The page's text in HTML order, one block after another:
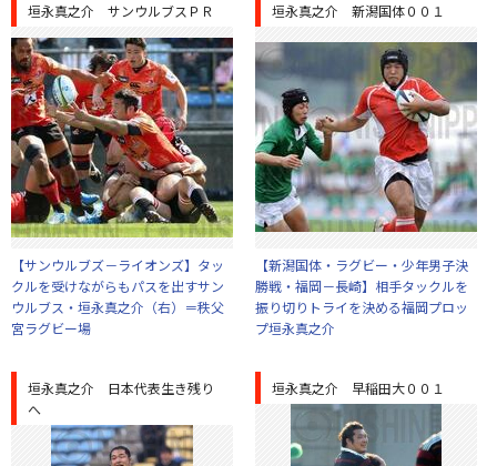
垣永真之介 サンウルブスＰＲ
【サンウルブズ－ライオンズ】タッ
クルを受けながらもパスを出すサン
ウルブス・垣永真之介（右）＝秩父
宮ラグビー場
垣永真之介 新潟国体００１
【新潟国体・ラグビー・少年男子決
勝戦・福岡－長崎】相手タックルを
振り切りトライを決める福岡プロッ
プ垣永真之介
垣永真之介 日本代表生き残り
へ
垣永真之介 早稲田大００１